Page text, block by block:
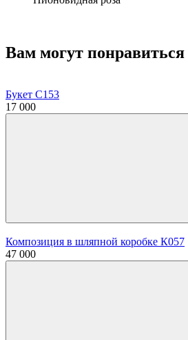
Вам могут понравиться
Букет С153
17 000
Композиция в шляпной коробке К057
47 000